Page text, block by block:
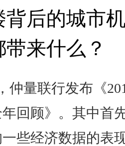
背后的城市
来什么？
仲量联行发布《
回顾》。其中首
些经济数据的表